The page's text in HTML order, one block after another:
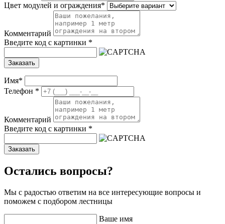
Цвет модулей и ограждения*
Комментарий
Введите код с картинки *
Заказать
Имя*
Телефон *
Комментарий
Введите код с картинки *
Заказать
Остались вопросы?
Мы с радостью ответим на все интересующие вопросы и
поможем с подбором лестницы
Ваше имя